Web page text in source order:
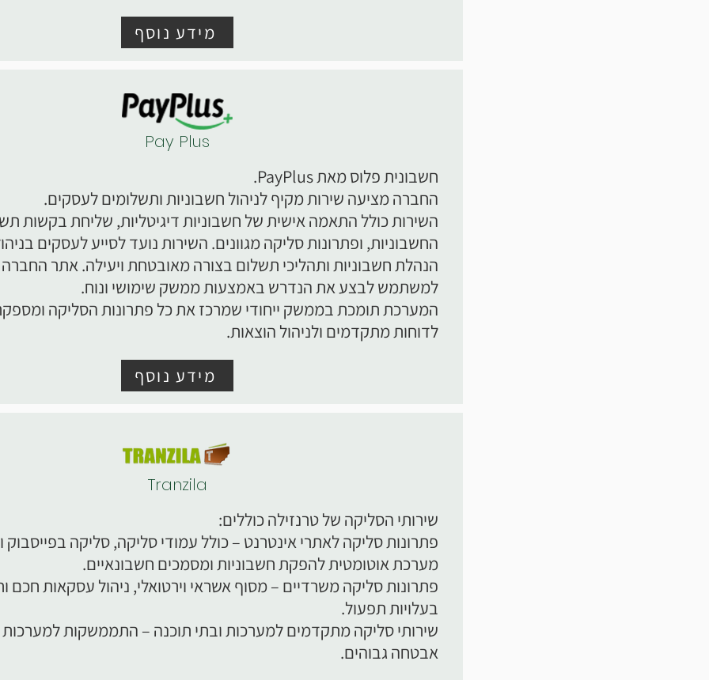
מידע נוסף
Pay Plus
חשבונית פלוס מאת PayPlus.
החברה מציעה שירות מקיף לניהול חשבוניות ותשלומים לעסקים.
השירות כולל התאמה אישית של חשבוניות דיגיטליות, שליחת בקשות
החשבוניות, ופתרונות סליקה מגוונים. השירות נועד לסייע לעסקים
הנהלת חשבוניות ותהליכי תשלום בצורה מאובטחת ויעילה. אתר
למשתמש לבצע את הנדרש באמצעות ממשק שימושי ונוח.
המערכת תומכת בממשק ייחודי שמרכז את כל פתרונות הסליקה
לדוחות מתקדמים ולניהול הוצאות.
מידע נוסף
Tranzila
שירותי הסליקה של טרנזילה כוללים:
פתרונות סליקה לאתרי אינטרנט – כולל עמודי סליקה, סליקה בפייסבוק
מערכת אוטומטית להפקת חשבוניות ומסמכים חשבונאיים.
פתרונות סליקה משרדיים – מסוף אשראי וירטואלי, ניהול עסקאות חכם
בעלויות תפעול.
שירותי סליקה מתקדמים למערכות ובתי תוכנה – התממשקות למערכות
אבטחה גבוהים.